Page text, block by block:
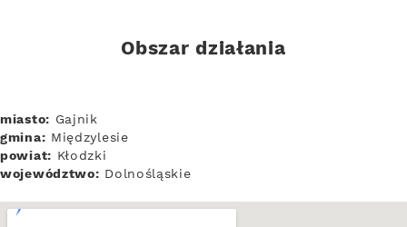
Obszar działania
miasto: Gajnik
gmina: Międzylesie
powiat: Kłodzki
województwo: Dolnośląskie